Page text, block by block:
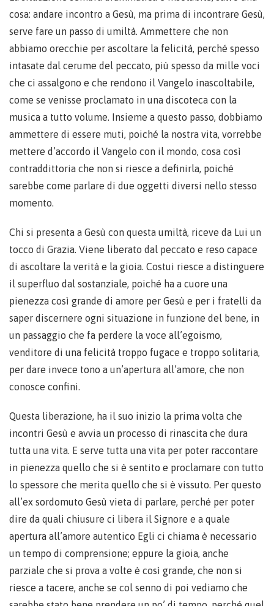
cosa: andare incontro a Gesù, ma prima di incontrare Gesù,
serve fare un passo di umiltà. Ammettere che non
abbiamo orecchie per ascoltare la felicità, perché spesso
intasate dal cerume del peccato, più spesso da mille voci
che ci assalgono e che rendono il Vangelo inascoltabile,
come se venisse proclamato in una discoteca con la
musica a tutto volume. Insieme a questo passo, dobbiamo
ammettere di essere muti, poiché la nostra vita, vorrebbe
mettere d’accordo il Vangelo con il mondo, cosa così
contraddittoria che non si riesce a definirla, poiché
sarebbe come parlare di due oggetti diversi nello stesso
momento.
Chi si presenta a Gesù con questa umiltà, riceve da Lui un
tocco di Grazia. Viene liberato dal peccato e reso capace
di ascoltare la verità e la gioia. Costui riesce a distinguere
il superfluo dal sostanziale, poiché ha a cuore una
pienezza così grande di amore per Gesù e per i fratelli da
saper discernere ogni situazione in funzione del bene, in
un passaggio che fa perdere la voce all’egoismo,
venditore di una felicità troppo fugace e troppo solitaria,
per dare invece tono a un’apertura all’amore, che non
conosce confini.
Questa liberazione, ha il suo inizio la prima volta che
incontri Gesù e avvia un processo di rinascita che dura
tutta una vita. E serve tutta una vita per poter raccontare
in pienezza quello che si è sentito e proclamare con tutto
lo spessore che merita quello che si è vissuto. Per questo
all’ex sordomuto Gesù vieta di parlare, perché per poter
dire da quali chiusure ci libera il Signore e a quale
apertura all’amore autentico Egli ci chiama è necessario
un tempo di comprensione; eppure la gioia, anche
parziale che si prova a volte è così grande, che non si
riesce a tacere, anche se col senno di poi vediamo che